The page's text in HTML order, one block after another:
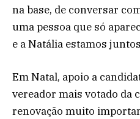
na base, de conversar
uma pessoa que só
e a Natália estamos
Em Natal, apoio a
vereador mais votado da
renovação muito